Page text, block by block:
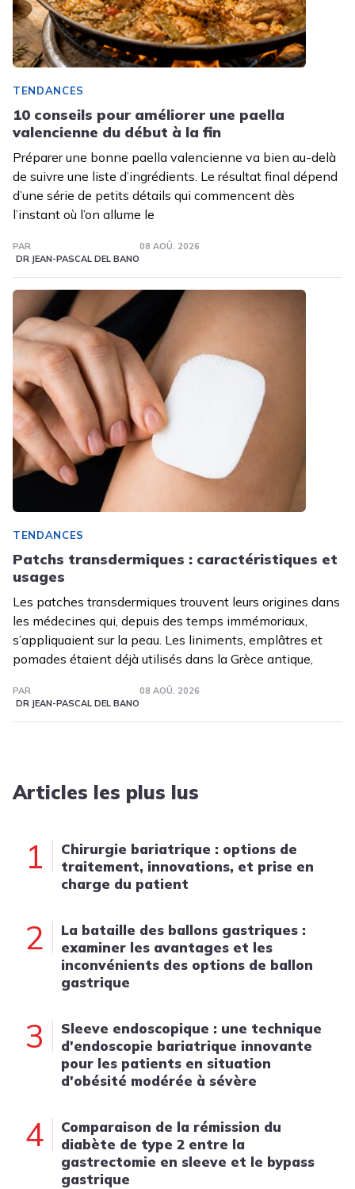
TENDANCES
10 conseils pour améliorer une paella
valencienne du début à la fin
Préparer une bonne paella valencienne va bien au-delà
de suivre une liste d’ingrédients. Le résultat final dépend
d’une série de petits détails qui commencent dès
l’instant où l’on allume le
PAR
DR JEAN-PASCAL DEL BANO
08 AOÛ. 2026
TENDANCES
Patchs transdermiques : caractéristiques et
usages
Les patches transdermiques trouvent leurs origines dans
les médecines qui, depuis des temps immémoriaux,
s’appliquaient sur la peau. Les liniments, emplâtres et
pomades étaient déjà utilisés dans la Grèce antique,
PAR
DR JEAN-PASCAL DEL BANO
08 AOÛ. 2026
Articles les plus lus
1
Chirurgie bariatrique : options de
traitement, innovations, et prise en
charge du patient
2
La bataille des ballons gastriques :
examiner les avantages et les
inconvénients des options de ballon
gastrique
3
Sleeve endoscopique : une technique
d'endoscopie bariatrique innovante
pour les patients en situation
d'obésité modérée à sévère
4
Comparaison de la rémission du
diabète de type 2 entre la
gastrectomie en sleeve et le bypass
gastrique